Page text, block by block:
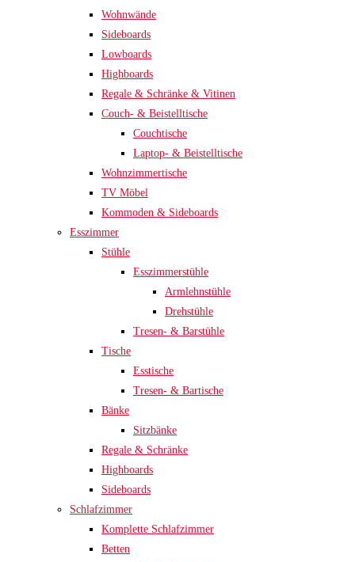
Wohnwände
Sideboards
Lowboards
Highboards
Regale & Schränke & Vitinen
Couch- & Beistelltische
Couchtische
Laptop- & Beistelltische
Wohnzimmertische
TV Möbel
Kommoden & Sideboards
Esszimmer
Stühle
Esszimmerstühle
Armlehnstühle
Drehstühle
Tresen- & Barstühle
Tische
Esstische
Tresen- & Bartische
Bänke
Sitzbänke
Regale & Schränke
Highboards
Sideboards
Schlafzimmer
Komplette Schlafzimmer
Betten